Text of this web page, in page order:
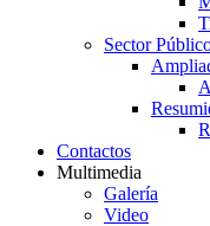
Sector
Contactos
Multimedia
Galería
Video